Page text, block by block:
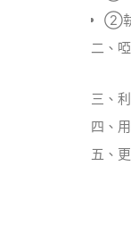
②執
二、
三、
四、
五、